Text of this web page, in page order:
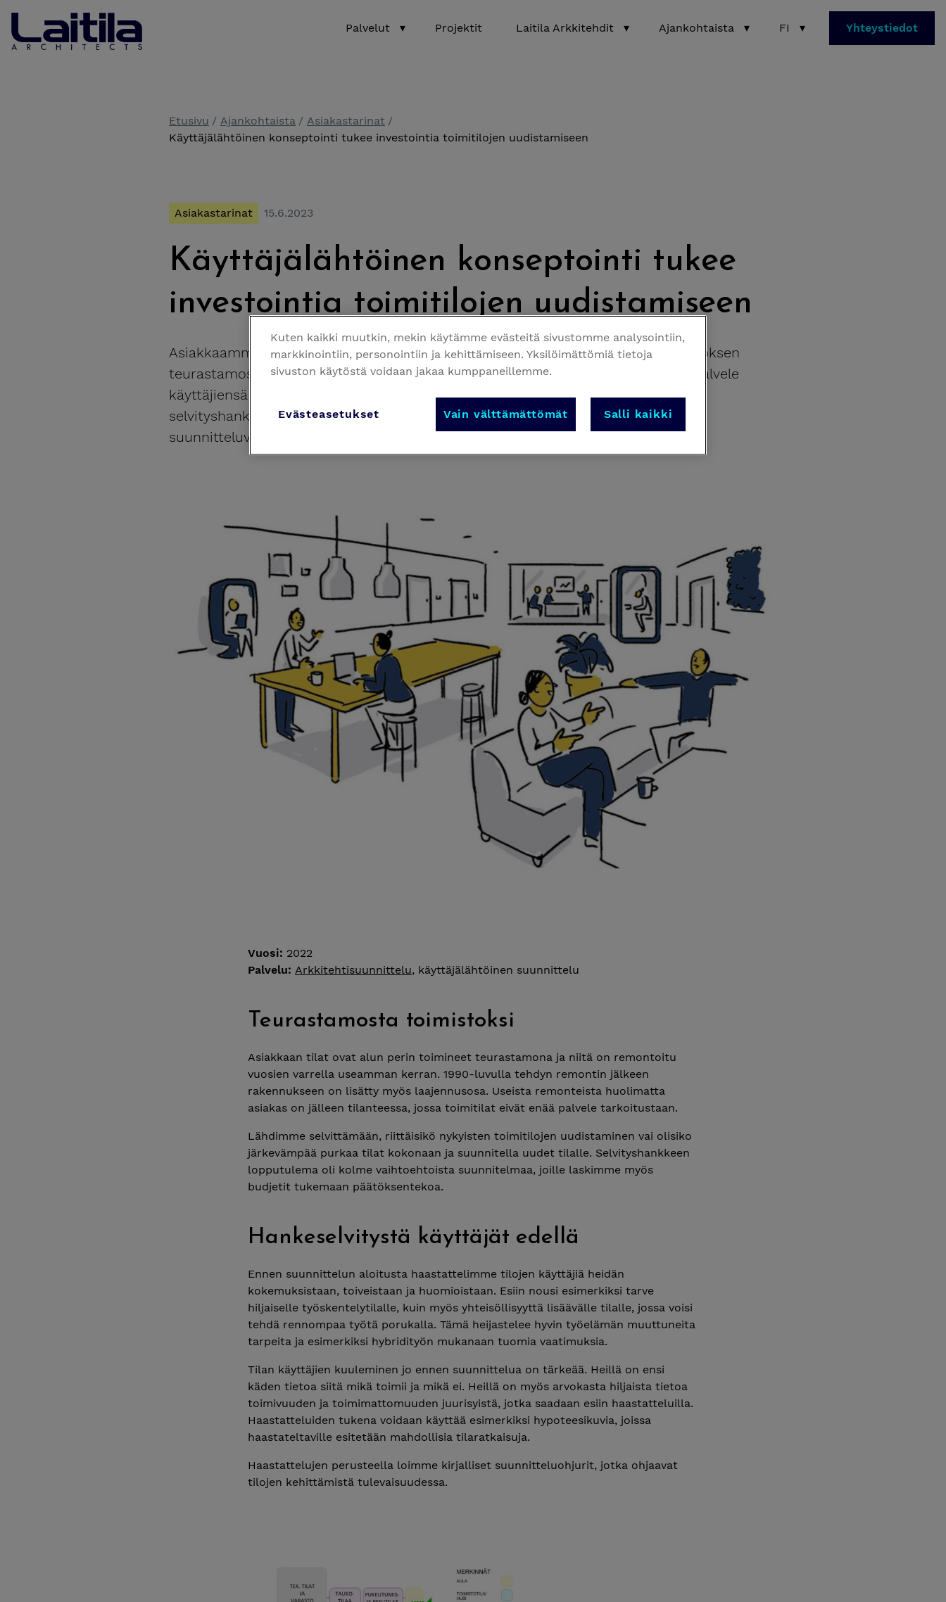
Palvelut
▾ Projektit Laitila Arkkitehdit ▾ Ajankohtaista ▾ FI ▾ Yhteystiedot
Etusivu Ajankohtaista
Asiakastarinat
Käyttäjälähtöinen konseptointi tukee investointia toimitilojen uudistamiseen
Asiakastarinat 15.6.2023
Käyttäjälähtöinen konseptointi tukee
investointia toimitilojen uudistamiseen
Asiakkaamme toimitilat ovat läpikäyneet vuosikymmenten varrella suuren muutoksen
teurastamosta toimistotiloiksi. Tilat eivät useista remonteista huolimatta enää palvele
käyttäjiensä ja murroksessa olevan työelämän tarpeita. Käyttäjälähtöinen
selvityshankkeemme tarjosi suunnitteluohjurit ja budjettilaskelmat kolmeen eri
suunnitteluvaihtoehtoon.
Vuosi: 2022
Palvelu: Arkkitehtisuunnittelu, käyttäjälähtöinen suunnittelu
Teurastamosta toimistoksi
Asiakkaan tilat ovat alun perin toimineet teurastamona ja niitä on remontoitu
vuosien varrella useamman kerran. 1990-luvulla tehdyn remontin jälkeen
rakennukseen on lisätty myös laajennusosa. Useista remonteista huolimatta
asiakas on jälleen tilanteessa, jossa toimitilat eivät enää palvele tarkoitustaan.
Lähdimme selvittämään, riittäisikö nykyisten toimitilojen uudistaminen vai olisiko
järkevämpää purkaa tilat kokonaan ja suunnitella uudet tilalle. Selvityshankkeen
lopputulema oli kolme vaihtoehtoista suunnitelmaa, joille laskimme myös
budjetit tukemaan päätöksentekoa.
Hankeselvitystä käyttäjät edellä
Ennen suunnittelun aloitusta haastattelimme tilojen käyttäjiä heidän
kokemuksistaan, toiveistaan ja huomioistaan. Esiin nousi esimerkiksi tarve
hiljaiselle työskentelytilalle, kuin myös yhteisöllisyyttä lisäävälle tilalle, jossa voisi
tehdä rennompaa työtä porukalla. Tämä heijastelee hyvin työelämän muuttuneita
tarpeita ja esimerkiksi hybridityön mukanaan tuomia vaatimuksia.
Tilan käyttäjien kuuleminen jo ennen suunnittelua on tärkeää. Heillä on ensi
käden tietoa siitä mikä toimii ja mikä ei. Heillä on myös arvokasta hiljaista tietoa
toimivuuden ja toimimattomuuden juurisyistä, jotka saadaan esiin haastatteluilla.
Haastatteluiden tukena voidaan käyttää esimerkiksi hypoteesikuvia, joissa
haastateltaville esitetään mahdollisia tilaratkaisuja.
Haastattelujen perusteella loimme kirjalliset suunnitteluohjurit, jotka ohjaavat
tilojen kehittämistä tulevaisuudessa.
Kuten kaikki muutkin, mekin käytämme evästeitä sivustomme analysointiin,
markkinointiin, personointiin ja kehittämiseen. Yksilöimättömiä tietoja
sivuston käytöstä voidaan jakaa kumppaneillemme.
Vain välttämättömät Salli kaikki
Evästeasetukset